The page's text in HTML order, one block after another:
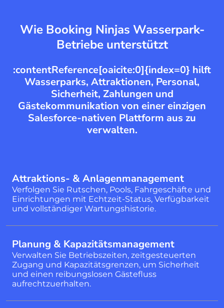
Wie Booking Ninjas Wasserpark-
Betriebe unterstützt
:contentReference[oaicite:0]{index=0} hilft
Wasserparks, Attraktionen, Personal,
Sicherheit, Zahlungen und
Gästekommunikation von einer einzigen
Salesforce-nativen Plattform aus zu
verwalten.
Attraktions- & Anlagenmanagement
Verfolgen Sie Rutschen, Pools, Fahrgeschäfte und
Einrichtungen mit Echtzeit-Status, Verfügbarkeit
und vollständiger Wartungshistorie.
Planung & Kapazitätsmanagement
Verwalten Sie Betriebszeiten, zeitgesteuerten
Zugang und Kapazitätsgrenzen, um Sicherheit
und einen reibungslosen Gästefluss
aufrechtzuerhalten.